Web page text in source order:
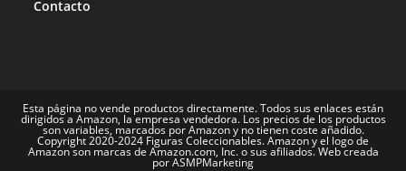
Contacto
Esta página no vende productos directamente. Todos sus enlaces están
dirigidos a Amazon, la empresa vendedora. Los precios de los productos
son variables, marcados por Amazon y no tienen coste añadido.
Copyright 2020-2024 Figuras Coleccionables. Amazon y el logo de
Amazon son marcas de Amazon.com, Inc. o sus afiliados. Web creada
por ASMPMarketing